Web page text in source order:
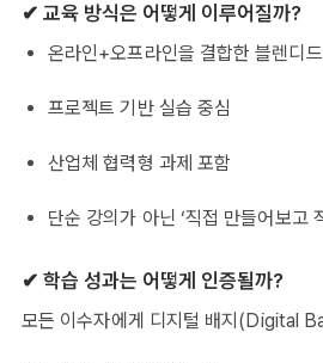
✔ 교육 방식은 어떻게 이루어질까?
온라인+오프라인을 결합한 블렌디
프로젝트 기반 실습 중심
산업체 협력형 과제 포함
단순 강의가 아닌 ‘직접 만들어보고
✔ 학습 성과는 어떻게 인증될까?
모든 이수자에게 디지털 배지(Digital